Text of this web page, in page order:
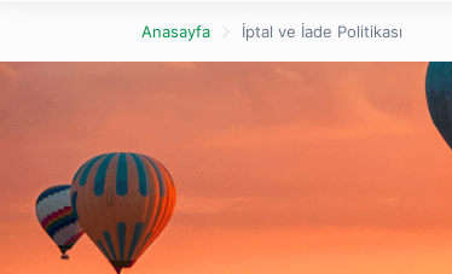
Anasayfa İptal ve İade Politikası